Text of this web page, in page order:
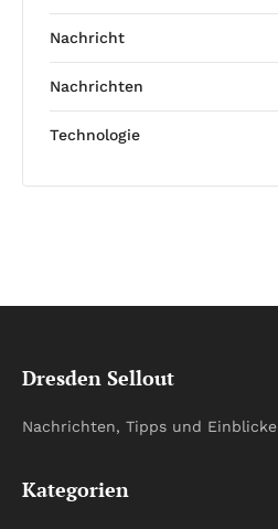
Nachricht
Nachrichten
Technologie
Dresden Sellout
Nachrichten, Tipps und Einblicke
Kategorien